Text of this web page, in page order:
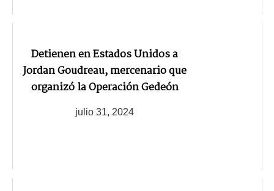
Detienen en Estados Unidos a
Jordan Goudreau, mercenario que
organizó la Operación Gedeón
julio 31, 2024